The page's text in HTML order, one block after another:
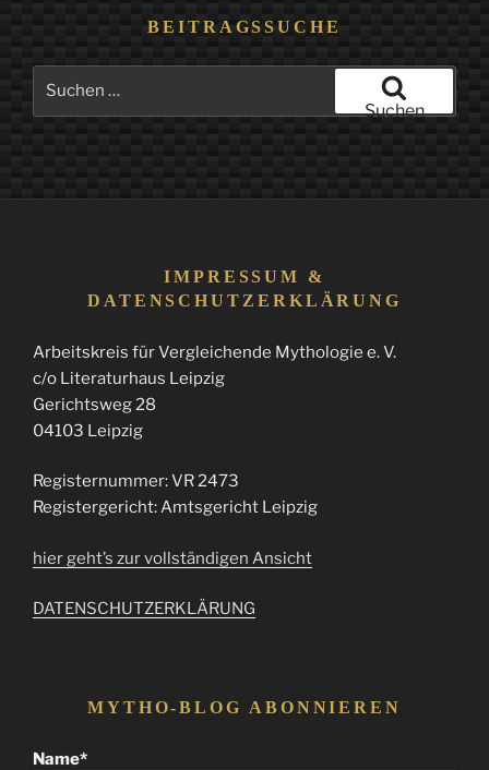
BEITRAGSSUCHE
Suchen
IMPRESSUM &
DATENSCHUTZERKLÄRUNG
Arbeitskreis für Vergleichende Mythologie e. V.
c/o Literaturhaus Leipzig
Gerichtsweg 28
04103 Leipzig
Registernummer: VR 2473
Registergericht: Amtsgericht Leipzig
hier geht’s zur vollständigen Ansicht
DATENSCHUTZERKLÄRUNG
MYTHO-BLOG ABONNIEREN
Name*